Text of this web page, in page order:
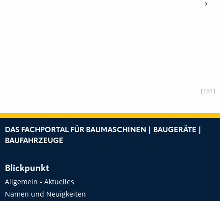
[161]
DAS FACHPORTAL FÜR BAUMASCHINEN | BAUGERÄTE |
BAUFAHRZEUGE
Blickpunkt
Allgemein - Aktuelles
Namen und Neuigkeiten